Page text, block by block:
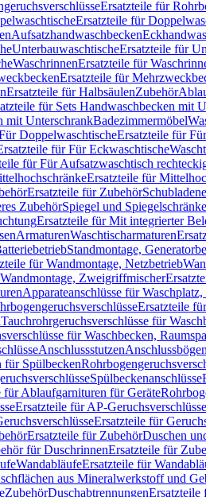
Ersatzteile für
Ersatzteile für
Aufsatzhandwaschbecken
UnterbauwaschtischeErsatzteile für
WaschrinnenErsatzteile für
Ersatzteile für
Ersatzteile für HalbsäulenZubehör
für Sets Handwaschbecken mit
mit UnterschrankBadezimmermöbel
DoppelwaschtischeErsatzteile für
für Für Eckwaschtische
für Für Aufsatzwaschtisch
Ersatzteile für
Ersatzteile für Zubehör
ZubehörSpiegel und Spiegelschränke
Ersatzteile für Mit integrierter
ArmaturenWaschtischarmaturen
Standmontage,
für Wandmontage, Netzbetrieb
Wandmontage, Zweigriffmischer
Apparateanschlüsse für
Ersatzteile
Tauchrohrgeruchsverschlüsse für
für Waschbecken,
AnschlussstutzenAnschlussbögen
für Spülbecken
Spülbeckenanschlüsse
für Ablaufgarnituren für Geräte
Ersatzteile für AP-Geruchsverschlüsse
Ersatzteile für
Ersatzteile für ZubehörDuschen
für DuschrinnenErsatzteile für
WandabläufeErsatzteile für
aus Mineralwerkstoff und
ZubehörDuschabtrennungenErsatzteile